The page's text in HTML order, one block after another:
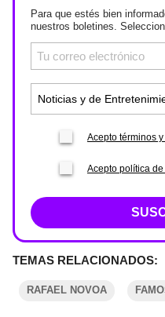
Para que estés bien
nuestros boletines.
Acepto términos
Acepto política
TEMAS RELACIONADOS:
RAFAEL NOVOA